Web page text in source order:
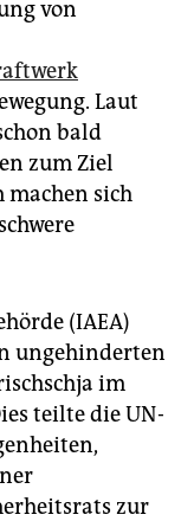
von
Laut
bald
zum Ziel
sich
(IAEA)
ungehinderten
im
teilte die UN-
zur